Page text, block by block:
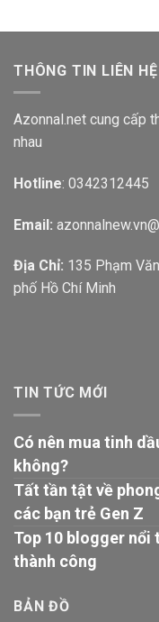
THÔNG TIN LIÊN HỆ
Azonnal.net cung cấp
nhau
Hotline: 0342312445
Email:
Địa Chỉ: 135 Phạm
phố Hồ Chí Minh
TIN TỨC MỚI
Có nên mua tinh
không?
Tất tần tật về
các bạn trẻ Gen Z
Top 10 blogger nổi
thành công
BẢN ĐỒ